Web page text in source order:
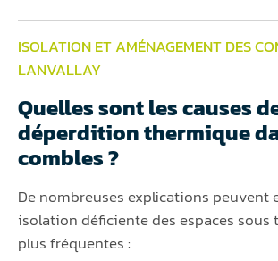
ISOLATION ET AMÉNAGEMENT DES
LANVALLAY
Quelles sont les causes
déperdition thermique
combles ?
De nombreuses explications peuvent
isolation déficiente des espaces sous
plus fréquentes :